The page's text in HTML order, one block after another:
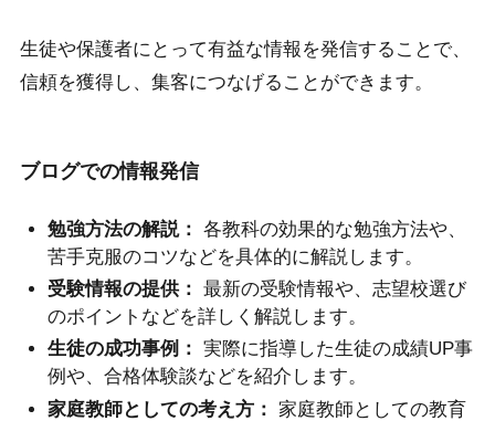
生徒や保護者にとって有益な情報を発信することで、
信頼を獲得し、集客につなげることができます。
ブログでの情報発信
勉強方法の解説： 各教科の効果的な勉強方法や、
苦手克服のコツなどを具体的に解説します。
受験情報の提供： 最新の受験情報や、志望校選び
のポイントなどを詳しく解説します。
生徒の成功事例： 実際に指導した生徒の成績UP事
例や、合格体験談などを紹介します。
家庭教師としての考え方：
家庭教師としての教育